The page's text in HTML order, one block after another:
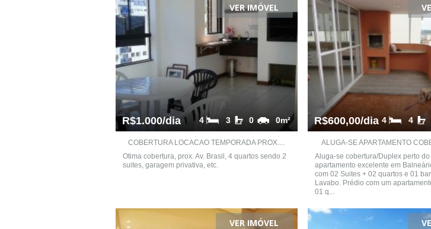
VER IMÓVEL
R$1.000/dia 0m²
0
3
4
COBERTURA LOCACAO TEMPORADA PROX....
Otima cobertura, prox. Av. Brasil, 4 quartos sendo 2
suites, garagem privativa, etc.
R$600,00/dia 4
4
ALUGA-SE APARTAMENTO
Aluga-se cobertura/Duplex perto do
apartamento excelente em
com 02 Suites + 02 quartos e 01
Lavabo. Prédio com um
01 q...
VER IMÓVEL